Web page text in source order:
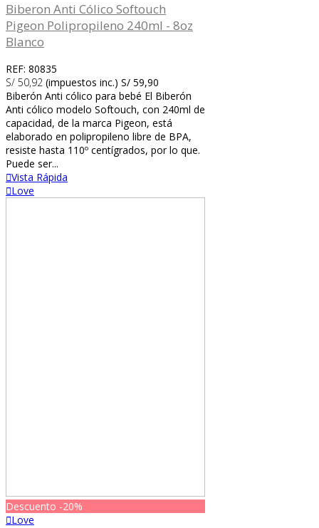
Biberon Anti Cólico Softouch
Pigeon Polipropileno 240ml - 8oz
Blanco
REF: 80835
S/ 50,92 (impuestos inc.) S/ 59,90
Biberón Anti cólico para bebé El Biberón
Anti cólico modelo Softouch, con 240ml de
capacidad, de la marca Pigeon, está
elaborado en polipropileno libre de BPA,
resiste hasta 110º centígrados, por lo que.
Puede ser...
Vista Rápida
Love
Descuento -20%
Love